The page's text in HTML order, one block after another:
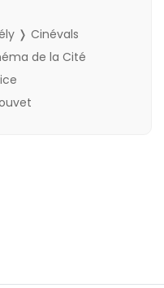
❭ Cinévals
de la Cité